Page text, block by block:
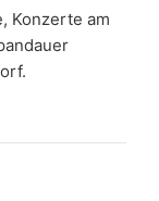
Konzerte am